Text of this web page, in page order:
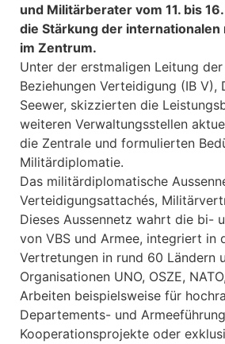
und Militärberater vom 11. bis
die Stärkung der
im Zentrum.
Unter der erstmaligen Leitung
Beziehungen Verteidigung (IB V),
Seewer, skizzierten die
weiteren Verwaltungsstellen
die Zentrale und formulierten
Militärdiplomatie.
Das militärdiplomatische
Verteidigungsattachés,
Dieses Aussennetz wahrt die bi-
von VBS und Armee, integriert in
Vertretungen in rund 60 Ländern
Organisationen UNO, OSZE,
Arbeiten beispielsweise für
Departements- und
Kooperationsprojekte oder